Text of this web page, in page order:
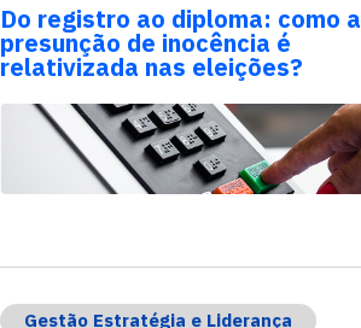
Do registro ao diploma: como a
presunção de inocência é
relativizada nas eleições?
Gestão Estratégia e Liderança